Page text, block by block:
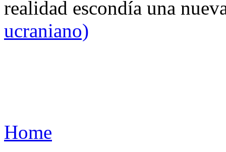
realidad escondía una
ucraniano)
Home